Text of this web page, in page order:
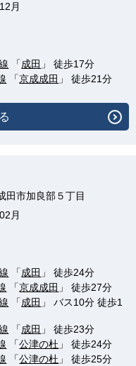
月
「成田 」 徒歩17分
「京成成田 」 徒歩21分
田市加良部５丁目
月
「成田 」 徒歩24分
「京成成田 」 徒歩27分
「成田 」 バス10分 徒歩1
「成田 」 徒歩23分
「公津の杜 」 徒歩24分
「公津の杜 」 徒歩25分